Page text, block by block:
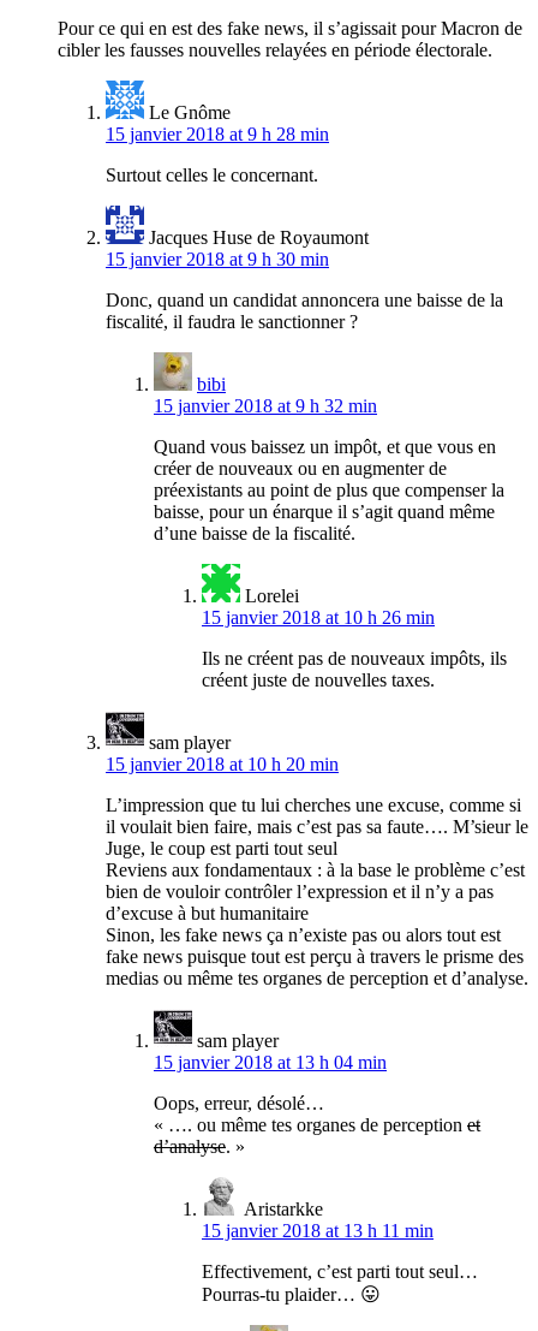
Pour ce qui en est des fake news, il s’agissait pour Macron de
cibler les fausses nouvelles relayées en période électorale.
Le Gnôme
15 janvier 2018 at 9 h 28 min
Surtout celles le concernant.
Jacques Huse de Royaumont
15 janvier 2018 at 9 h 30 min
Donc, quand un candidat annoncera une baisse de la
fiscalité, il faudra le sanctionner ?
bibi
15 janvier 2018 at 9 h 32 min
Quand vous baissez un impôt, et que vous en
créer de nouveaux ou en augmenter de
préexistants au point de plus que compenser la
baisse, pour un énarque il s’agit quand même
d’une baisse de la fiscalité.
Lorelei
15 janvier 2018 at 10 h 26 min
Ils ne créent pas de nouveaux impôts, ils
créent juste de nouvelles taxes.
sam player
15 janvier 2018 at 10 h 20 min
L’impression que tu lui cherches une excuse, comme si
il voulait bien faire, mais c’est pas sa faute…. M’sieur le
Juge, le coup est parti tout seul
Reviens aux fondamentaux : à la base le problème c’est
bien de vouloir contrôler l’expression et il n’y a pas
d’excuse à but humanitaire
Sinon, les fake news ça n’existe pas ou alors tout est
fake news puisque tout est perçu à travers le prisme des
medias ou même tes organes de perception et d’analyse.
sam player
15 janvier 2018 at 13 h 04 min
Oops, erreur, désolé…
« …. ou même tes organes de perception et
d’analyse. »
Aristarkke
15 janvier 2018 at 13 h 11 min
Effectivement, c’est parti tout seul…
Pourras-tu plaider… 😛